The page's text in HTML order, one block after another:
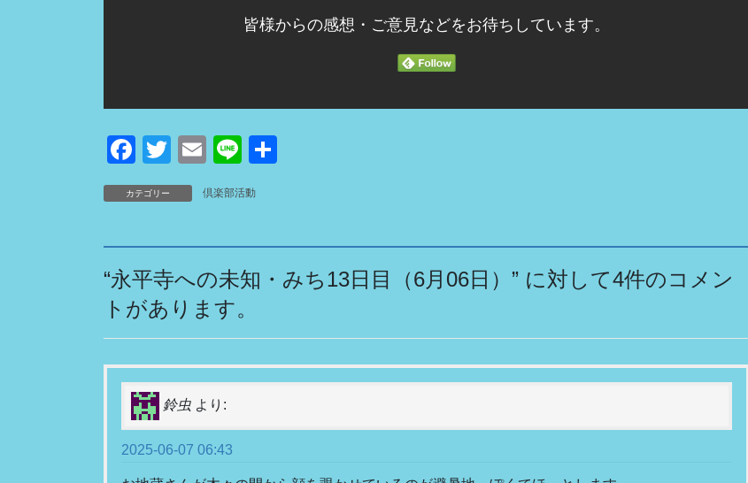
皆様からの感想・ご意見などをお待ちしています。
F
a
c
b
o
o
k
T
wi
tt
E
ail
Li
e
カテゴリー 倶楽部活動
“永平寺への未知・みち13日目（6月06日） ” に対して4件のコメン
トがあります。
鈴虫 より:
2025-06-07 06:43